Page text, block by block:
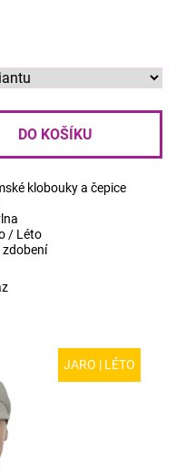
klobouky a čepice
/ Léto
zdobení
JARO | LÉTO
kšiltovka s
nošení. Lněné plátno
k vodě...